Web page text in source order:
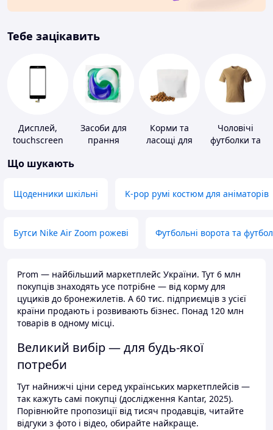
Тебе зацікавить
Дисплей,
touchscreen
Засоби для
прання
Корми та
ласощі для
Чоловічі
футболки та
Що шукають
Щоденники шкільні K-pop румі костюм для аніматорів
Бутси Nike Air Zoom рожеві Футбольні ворота та
Prom — найбільший маркетплейс України. Тут 6 млн
покупців знаходять усе потрібне — від корму для
цуциків до бронежилетів. А 60 тис. підприємців з усієї
країни продають і розвивають бізнес. Понад 120 млн
товарів в одному місці.
Великий вибір — для будь-якої
потреби
Тут найнижчі ціни серед українських маркетплейсів —
так кажуть самі покупці (дослідження Kantar, 2025).
Порівнюйте пропозиції від тисяч продавців, читайте
відгуки з фото і відео, обирайте найкраще.